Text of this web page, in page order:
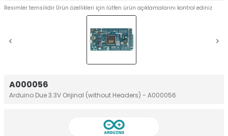
A000056
Arduino Due 3.3V Orijinal (without Headers) - A000056
Resimler temsilidir Ürün özellikleri için lütfen ürün açıklamalarını kontrol ediniz